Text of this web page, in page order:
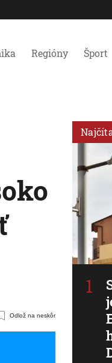
Regióny Šport
Odlož na neskôr